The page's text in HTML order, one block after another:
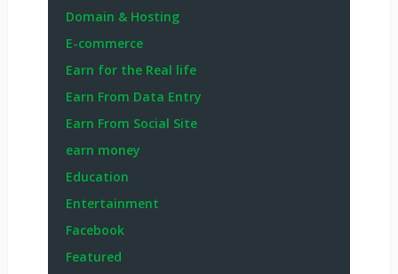
Domain & Hosting
E-commerce
Earn for the Real life
Earn From Data Entry
Earn From Social Site
earn money
Education
Entertainment
Facebook
Featured